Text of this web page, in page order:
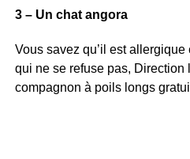
3 – Un chat angora
Vous savez qu’il est
qui ne se refuse pas, Direction
compagnon à poils longs